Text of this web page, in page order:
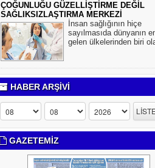
ÇOĞUNLUĞU GÜZELLİŞTİRME DEĞİL
SAĞLIKSIZLAŞTIRMA MERKEZİ
İnsan sağlığının hiçe
sayılmasıda dünyanın
gelen ülkelerinden biri
HABER ARŞİVİ
GAZETEMİZ